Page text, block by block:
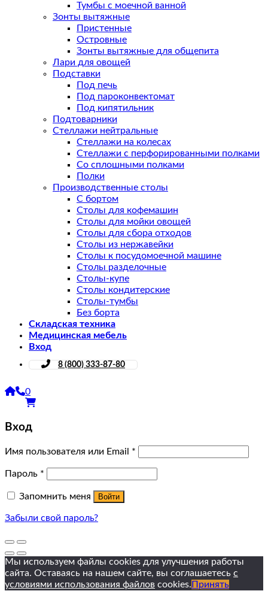
Тумбы с моечной ванной
Зонты вытяжные
Пристенные
Островные
Зонты вытяжные для общепита
Лари для овощей
Подставки
Под печь
Под пароконвектомат
Под кипятильник
Подтоварники
Стеллажи нейтральные
Стеллажи на колесах
Стеллажи с перфорированными полками
Со сплошными полками
Полки
Производственные столы
С бортом
Столы для кофемашин
Столы для мойки овощей
Столы для сбора отходов
Столы из нержавейки
Столы к посудомоечной машине
Столы разделочные
Столы-купе
Столы кондитерские
Столы-тумбы
Без борта
Складская техника
Медицинская мебель
Вход
8 (800) 333-87-80
0
Вход
Имя пользователя или Email *
Пароль *
Запомнить меня Войти
Забыли свой пароль?
Мы используем файлы cookies для улучшения работы
сайта. Оставаясь на нашем сайте, вы соглашаетесь с
условиями использования файлов cookies. Принять